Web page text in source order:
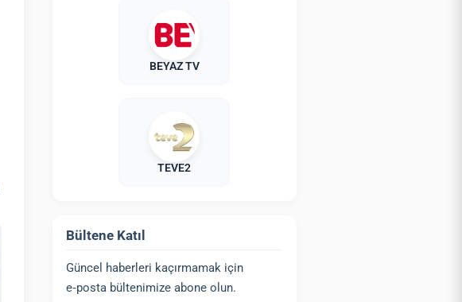
BEYAZ TV
TEVE2
Bültene Katıl
Güncel haberleri kaçırmamak için
e‑posta bültenimize abone olun.